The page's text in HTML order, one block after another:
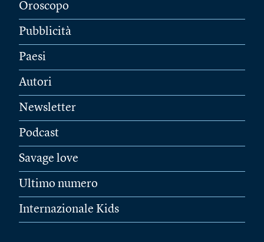
Oroscopo
Pubblicità
Paesi
Autori
Newsletter
Podcast
Savage love
Ultimo numero
Internazionale Kids